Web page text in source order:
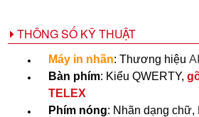
THÔNG SỐ KỸ THUẬT
Máy in nhãn: Thương hiệu
Bàn phím: Kiểu QWERTY,
TELEX
Phím nóng: Nhãn dạng chữ,